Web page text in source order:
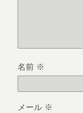
名前 ※
メール ※